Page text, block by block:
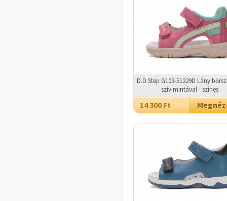
D.D.Step G103-51229D Lány
szív mintával - színes
14 300 Ft